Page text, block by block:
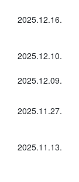
2025.12.16.
2025.12.10.
2025.12.09.
2025.11.27.
2025.11.13.